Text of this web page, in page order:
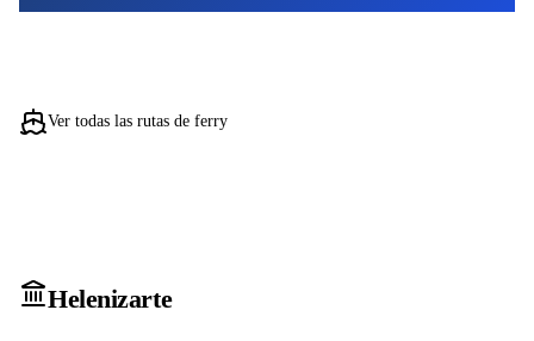
Ver todas las rutas de ferry
Helenizarte